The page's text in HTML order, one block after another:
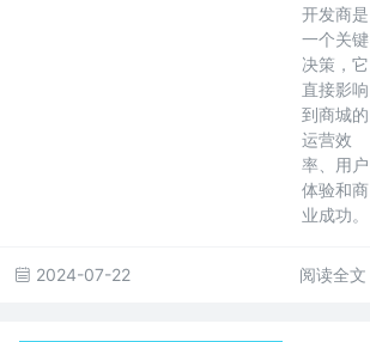
开发商是
一个关键
决策，它
直接影响
到商城的
运营效
率、用户
体验和商
业成功。
2024-07-22 阅读全文